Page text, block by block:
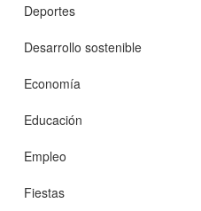
Deportes
Desarrollo sostenible
Economía
Educación
Empleo
Fiestas